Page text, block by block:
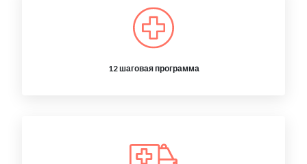
12 шаговая программа